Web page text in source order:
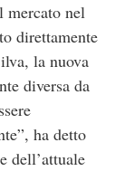
mercato nel
direttamente
la nuova
diversa da
ha detto
dell’attuale